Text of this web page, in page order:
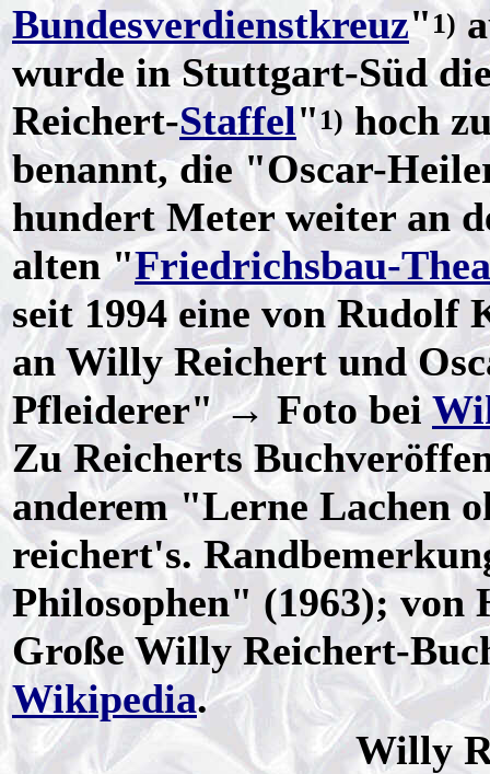
Bundesverdienstkreuz" 1)
wurde in Stuttgart-Süd
Reichert-Staffel"1) hoch
benannt, die "Oscar-
hundert Meter weiter an
alten "Friedrichsbau-
seit 1994 eine von Rudolf
an Willy Reichert und
Pfleiderer" → Foto bei
Zu Reicherts
anderem "Lerne Lachen
reichert's.
Philosophen" (1963); von
Große Willy Reichert-
Wikipedia.
Willy